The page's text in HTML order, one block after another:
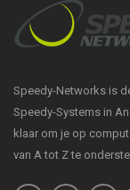
Speedy-Networks is
Speedy-Systems in
klaar om je op
van A tot Z te